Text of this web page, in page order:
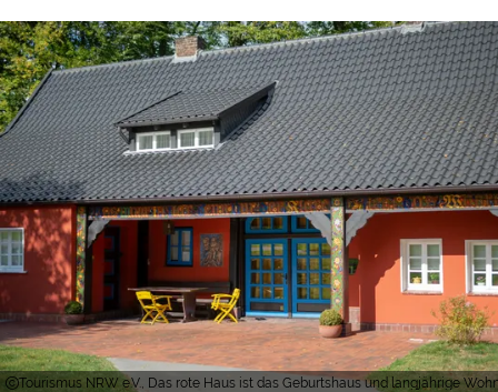
Tourismus NRW e.V., Das rote Haus ist das Geburtshaus und langjährige